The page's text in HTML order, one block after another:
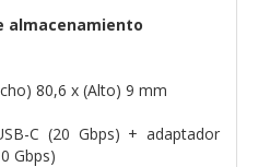
almacenamiento
80,6 x (Alto) 9 mm
C (20 Gbps) + adaptador
Gbps)